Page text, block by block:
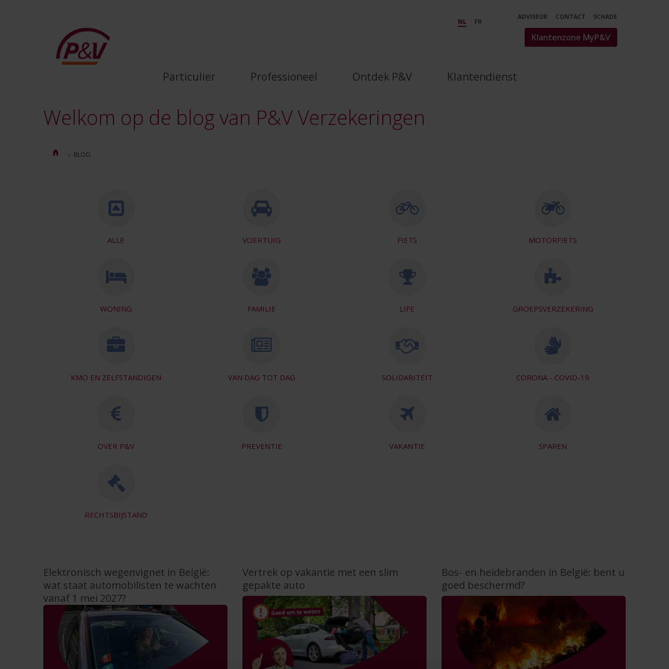
NL FR
ADVISEUR CONTACT SCHADE
Klantenzone MyP&V
Particulier Professioneel Ontdek P&V Klantendienst
Welkom op de blog van P&V Verzekeringen
BLOG
ALLE VOERTUIG FIETS MOTORFIETS
WONING FAMILIE LIFE GROEPSVERZEKERING
KMO EN ZELFSTANDIGEN VAN DAG TOT DAG SOLIDARITEIT CORONA - COVID-19
OVER P&V PREVENTIE VAKANTIE SPAREN
RECHTSBIJSTAND
Elektronisch wegenvignet in België:
wat staat automobilisten te wachten
vanaf 1 mei 2027?
Vertrek op vakantie met een slim
gepakte auto
Bos- en heidebranden in België: bent u
goed beschermd?